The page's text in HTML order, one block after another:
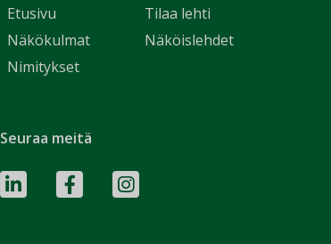
Etusivu
Näkökulmat
Nimitykset
Tilaa lehti
Näköislehdet
Seuraa meitä